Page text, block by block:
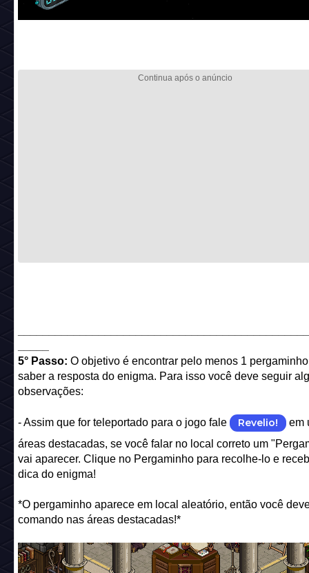
5° Passo: O objetivo é encontrar pelo menos 1
saber a resposta do enigma. Para isso você deve seguir
observações:
- Assim que for teleportado para o jogo fale Revelio!
em
áreas destacadas, se você falar no local correto um
vai aparecer. Clique no Pergaminho para recolhe-lo e
dica do enigma!
*O pergaminho aparece em local aleatório, então você
comando nas áreas destacadas!*